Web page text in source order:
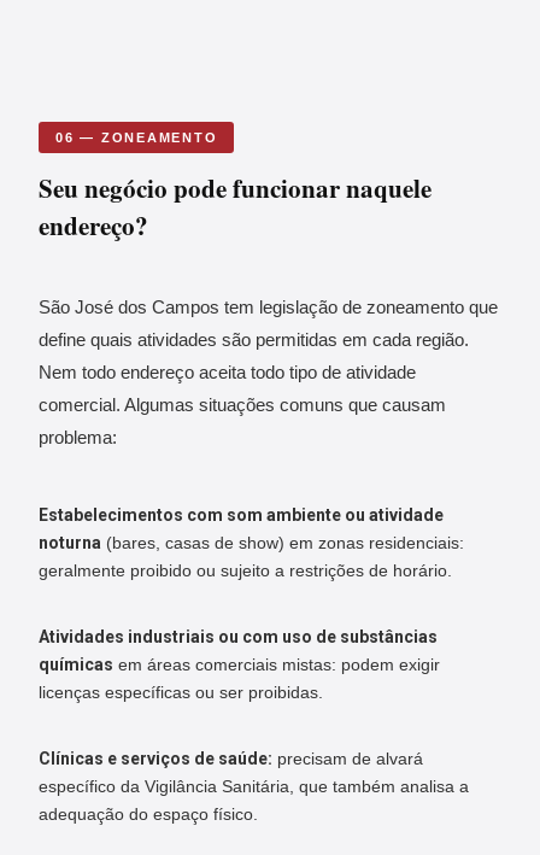
06 — ZONEAMENTO
Seu negócio pode funcionar naquele
endereço?
São José dos Campos tem legislação de zoneamento que
define quais atividades são permitidas em cada região.
Nem todo endereço aceita todo tipo de atividade
comercial. Algumas situações comuns que causam
problema:
Estabelecimentos com som ambiente ou atividade
noturna (bares, casas de show) em zonas residenciais:
geralmente proibido ou sujeito a restrições de horário.
Atividades industriais ou com uso de substâncias
químicas em áreas comerciais mistas: podem exigir
licenças específicas ou ser proibidas.
Clínicas e serviços de saúde: precisam de alvará
específico da Vigilância Sanitária, que também analisa a
adequação do espaço físico.